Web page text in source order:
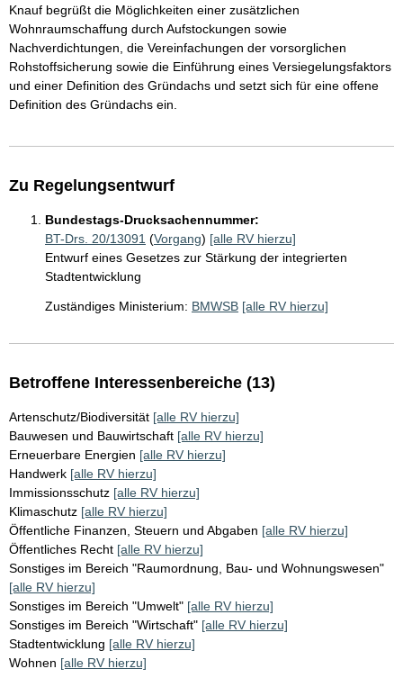
Knauf begrüßt die Möglichkeiten einer zusätzlichen
Wohnraumschaffung durch Aufstockungen sowie
Nachverdichtungen, die Vereinfachungen der vorsorglichen
Rohstoffsicherung sowie die Einführung eines Versiegelungsfaktors
und einer Definition des Gründachs und setzt sich für eine offene
Definition des Gründachs ein.
Zu Regelungsentwurf
Bundestags-Drucksachennummer:
BT-Drs. 20/13091 (Vorgang) [alle RV hierzu]
Entwurf eines Gesetzes zur Stärkung der integrierten
Stadtentwicklung
Zuständiges Ministerium: BMWSB [alle RV hierzu]
Betroffene Interessenbereiche (13)
Artenschutz/Biodiversität [alle RV hierzu]
Bauwesen und Bauwirtschaft [alle RV hierzu]
Erneuerbare Energien [alle RV hierzu]
Handwerk [alle RV hierzu]
Immissionsschutz [alle RV hierzu]
Klimaschutz [alle RV hierzu]
Öffentliche Finanzen, Steuern und Abgaben [alle RV hierzu]
Öffentliches Recht [alle RV hierzu]
Sonstiges im Bereich "Raumordnung, Bau- und Wohnungswesen"
[alle RV hierzu]
Sonstiges im Bereich "Umwelt" [alle RV hierzu]
Sonstiges im Bereich "Wirtschaft" [alle RV hierzu]
Stadtentwicklung [alle RV hierzu]
Wohnen [alle RV hierzu]